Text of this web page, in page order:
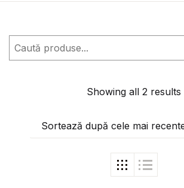
Caută
Showing all 2 results
Sortează după cele mai